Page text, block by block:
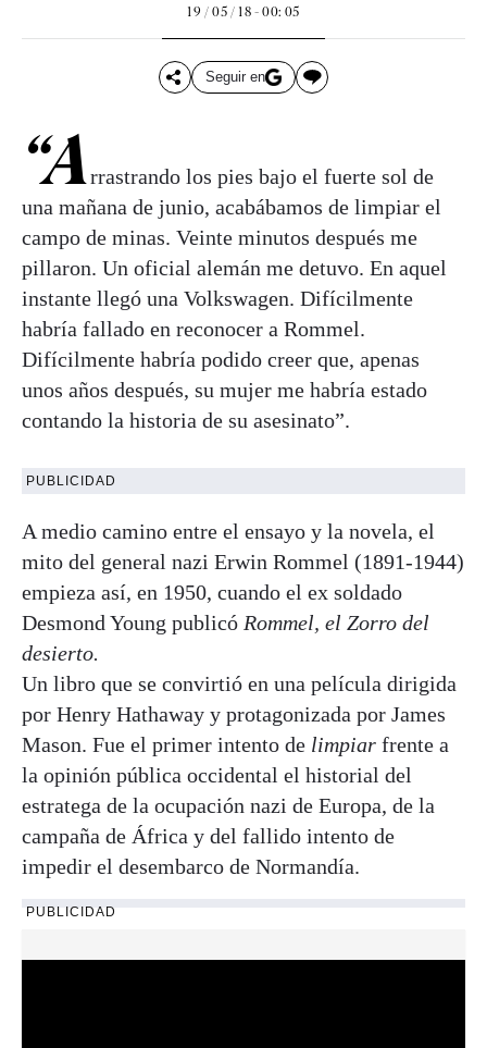
19 / 05 / 18 - 00: 05
Seguir en
“Arrastrando los pies bajo el fuerte sol de
una mañana de junio, acabábamos de limpiar el
campo de minas. Veinte minutos después me
pillaron. Un oficial alemán me detuvo. En aquel
instante llegó una Volkswagen. Difícilmente
habría fallado en reconocer a Rommel.
Difícilmente habría podido creer que, apenas
unos años después, su mujer me habría estado
contando la historia de su asesinato”.
PUBLICIDAD
A medio camino entre el ensayo y la novela, el
mito del general nazi Erwin Rommel (1891-1944)
empieza así, en 1950, cuando el ex soldado
Desmond Young publicó Rommel, el Zorro del
desierto.
Un libro que se convirtió en una película dirigida
por Henry Hathaway y protagonizada por James
Mason. Fue el primer intento de limpiar frente a
la opinión pública occidental el historial del
estratega de la ocupación nazi de Europa, de la
campaña de África y del fallido intento de
impedir el desembarco de Normandía.
PUBLICIDAD